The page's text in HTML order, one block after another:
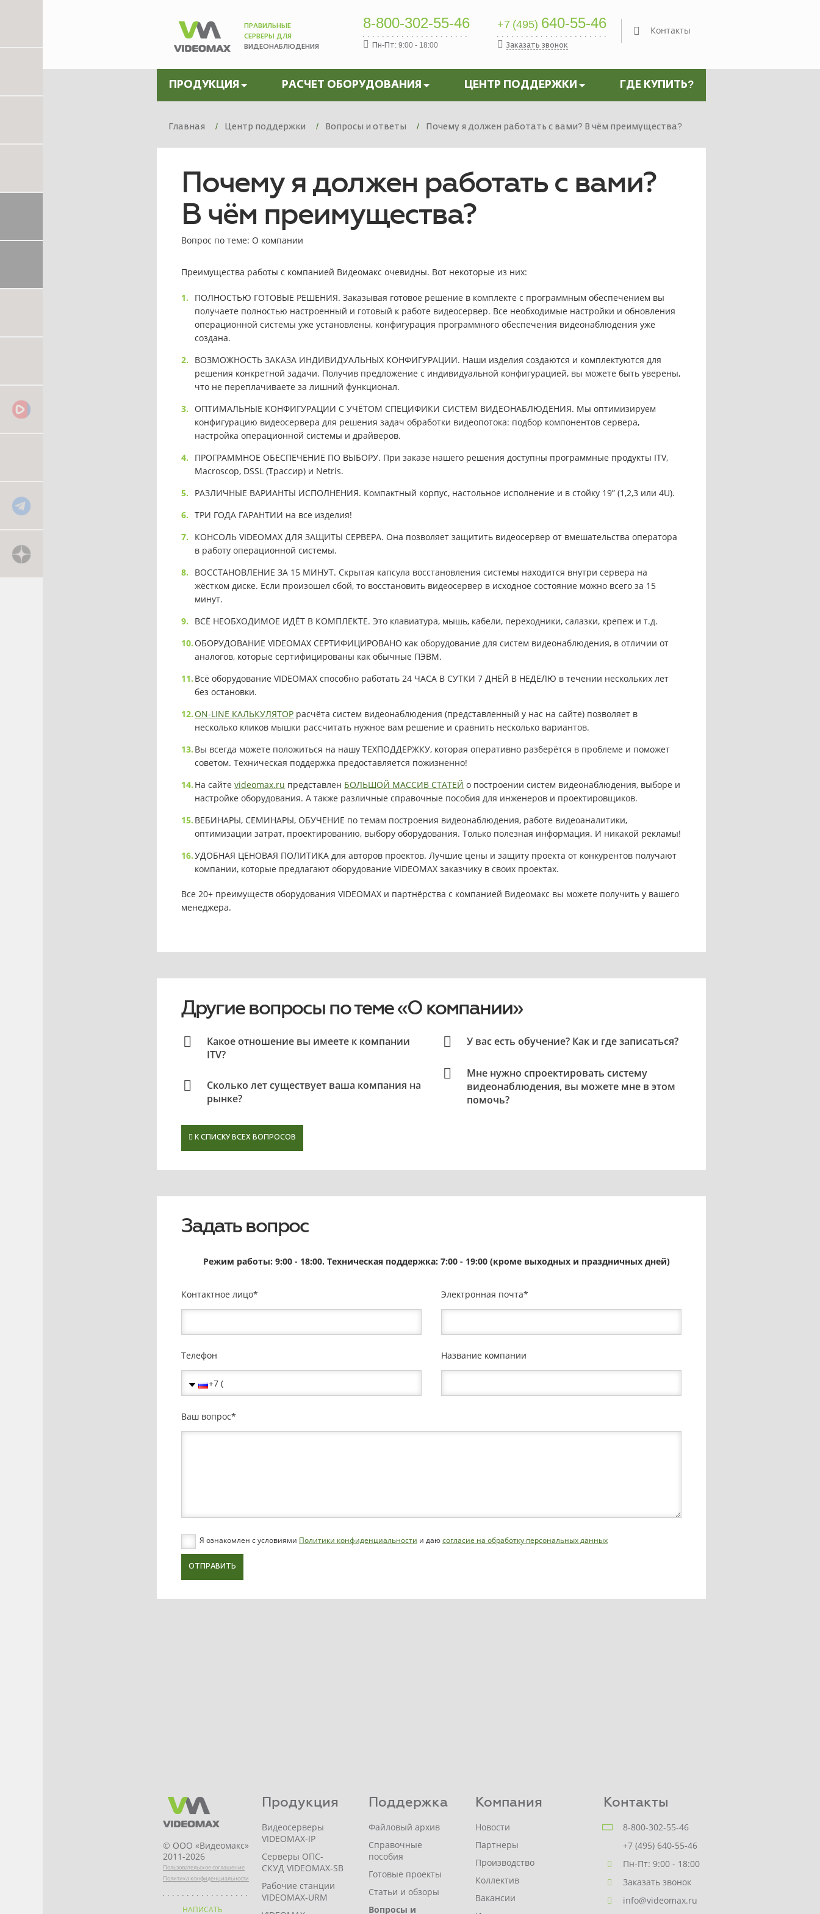
ПРАВИЛЬНЫЕ
СЕРВЕРЫ ДЛЯ
ВИДЕОНАБЛЮДЕНИЯ
8-800-302-55-46
Пн-Пт: 9:00 - 18:00
+7 (495) 640-55-46
Заказать звонок
Контакты
ПРОДУКЦИЯ РАСЧЕТ ОБОРУДОВАНИЯ ЦЕНТР ПОДДЕРЖКИ ГДЕ КУПИТЬ?
Главная Центр поддержки Вопросы и ответы Почему я должен работать с вами? В чём преимущества?
Почему я должен работать с вами?
В чём преимущества?
Вопрос по теме: О компании
Преимущества работы с компанией Видеомакс очевидны. Вот некоторые из них:
ПОЛНОСТЬЮ ГОТОВЫЕ РЕШЕНИЯ. Заказывая готовое решение в комплекте с программным обеспечением вы
получаете полностью настроенный и готовый к работе видеосервер. Все необходимые настройки и обновления
операционной системы уже установлены, конфигурация программного обеспечения видеонаблюдения уже
создана.
ВОЗМОЖНОСТЬ ЗАКАЗА ИНДИВИДУАЛЬНЫХ КОНФИГУРАЦИИ. Наши изделия создаются и комплектуются для
решения конкретной задачи. Получив предложение с индивидуальной конфигурацией, вы можете быть уверены,
что не переплачиваете за лишний функционал.
ОПТИМАЛЬНЫЕ КОНФИГУРАЦИИ С УЧЁТОМ СПЕЦИФИКИ СИСТЕМ ВИДЕОНАБЛЮДЕНИЯ. Мы оптимизируем
конфигурацию видеосервера для решения задач обработки видеопотока: подбор компонентов сервера,
настройка операционной системы и драйверов.
ПРОГРАММНОЕ ОБЕСПЕЧЕНИЕ ПО ВЫБОРУ. При заказе нашего решения доступны программные продукты ITV,
Macroscop, DSSL (Трассир) и Netris.
РАЗЛИЧНЫЕ ВАРИАНТЫ ИСПОЛНЕНИЯ. Компактный корпус, настольное исполнение и в стойку 19” (1,2,3 или 4U).
ТРИ ГОДА ГАРАНТИИ на все изделия!
КОНСОЛЬ VIDEOMAX ДЛЯ ЗАЩИТЫ СЕРВЕРА. Она позволяет защитить видеосервер от вмешательства оператора
в работу операционной системы.
ВОССТАНОВЛЕНИЕ ЗА 15 МИНУТ. Скрытая капсула восстановления системы находится внутри сервера на
жёстком диске. Если произошел сбой, то восстановить видеосервер в исходное состояние можно всего за 15
минут.
ВСЁ НЕОБХОДИМОЕ ИДЁТ В КОМПЛЕКТЕ. Это клавиатура, мышь, кабели, переходники, салазки, крепеж и т.д.
ОБОРУДОВАНИЕ VIDEOMAX СЕРТИФИЦИРОВАНО как оборудование для систем видеонаблюдения, в отличии от
аналогов, которые сертифицированы как обычные ПЭВМ.
Всё оборудование VIDEOMAX способно работать 24 ЧАСА В СУТКИ 7 ДНЕЙ В НЕДЕЛЮ в течении нескольких лет
без остановки.
ON-LINE КАЛЬКУЛЯТОР расчёта систем видеонаблюдения (представленный у нас на сайте) позволяет в
несколько кликов мышки рассчитать нужное вам решение и сравнить несколько вариантов.
Вы всегда можете положиться на нашу ТЕХПОДДЕРЖКУ, которая оперативно разберётся в проблеме и поможет
советом. Техническая поддержка предоставляется пожизненно!
На сайтеvideomax.ru представлен БОЛЬШОЙ МАССИВ СТАТЕЙ о построении систем видеонаблюдения, выборе и
настройке оборудования. А также различные справочные пособия для инженеров и проектировщиков.
ВЕБИНАРЫ, СЕМИНАРЫ, ОБУЧЕНИЕ по темам построения видеонаблюдения, работе видеоаналитики,
оптимизации затрат, проектированию, выбору оборудования. Только полезная информация. И никакой рекламы!
УДОБНАЯ ЦЕНОВАЯ ПОЛИТИКА для авторов проектов. Лучшие цены и защиту проекта от конкурентов получают
компании, которые предлагают оборудование VIDEOMAX заказчику в своих проектах.
Все 20+ преимуществ оборудования VIDEOMAX и партнёрства с компанией Видеомакс вы можете получить у вашего
менеджера.
Другие вопросы по теме «О компании»
Какое отношение вы имеете к компании
ITV?
Сколько лет существует ваша компания на
рынке?
У вас есть обучение? Как и где записаться?
Мне нужно спроектировать систему
видеонаблюдения, вы можете мне в этом
помочь?
К СПИСКУ ВСЕХ ВОПРОСОВ
Задать вопрос
Режим работы: 9:00 - 18:00. Техническая поддержка: 7:00 - 19:00 (кроме выходных и праздничных дней)
Контактное лицо Электронная почта
Телефон Название компании
Ваш вопрос
Я ознакомлен с условиями Политики конфиденциальности и даюсогласие на обработку персональных данных
ОТПРАВИТЬ
© ООО «Видеомакс»
2011-2026
Пользовательское соглашение
Политика конфиденциальности
НАПИСАТЬ
Контакты
8-800-302-55-46
+7 (495) 640-55-46
Пн-Пт: 9:00 - 18:00
Заказать звонок
info@videomax.ru
Продукция
Видеосерверы
VIDEOMAX-IP
Серверы ОПС-
СКУД VIDEOMAX-SB
Рабочие станции
VIDEOMAX-URM
Поддержка
Файловый архив
Справочные
пособия
Готовые проекты
Статьи и обзоры
Вопросы и
Компания
Новости
Партнеры
Производство
Коллектив
Вакансии